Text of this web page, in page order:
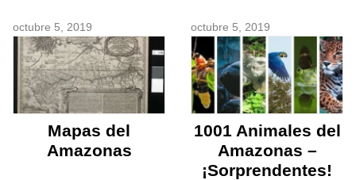
octubre 5, 2019
Mapas del
Amazonas
octubre 5, 2019
1001 Animales del
Amazonas –
¡Sorprendentes!